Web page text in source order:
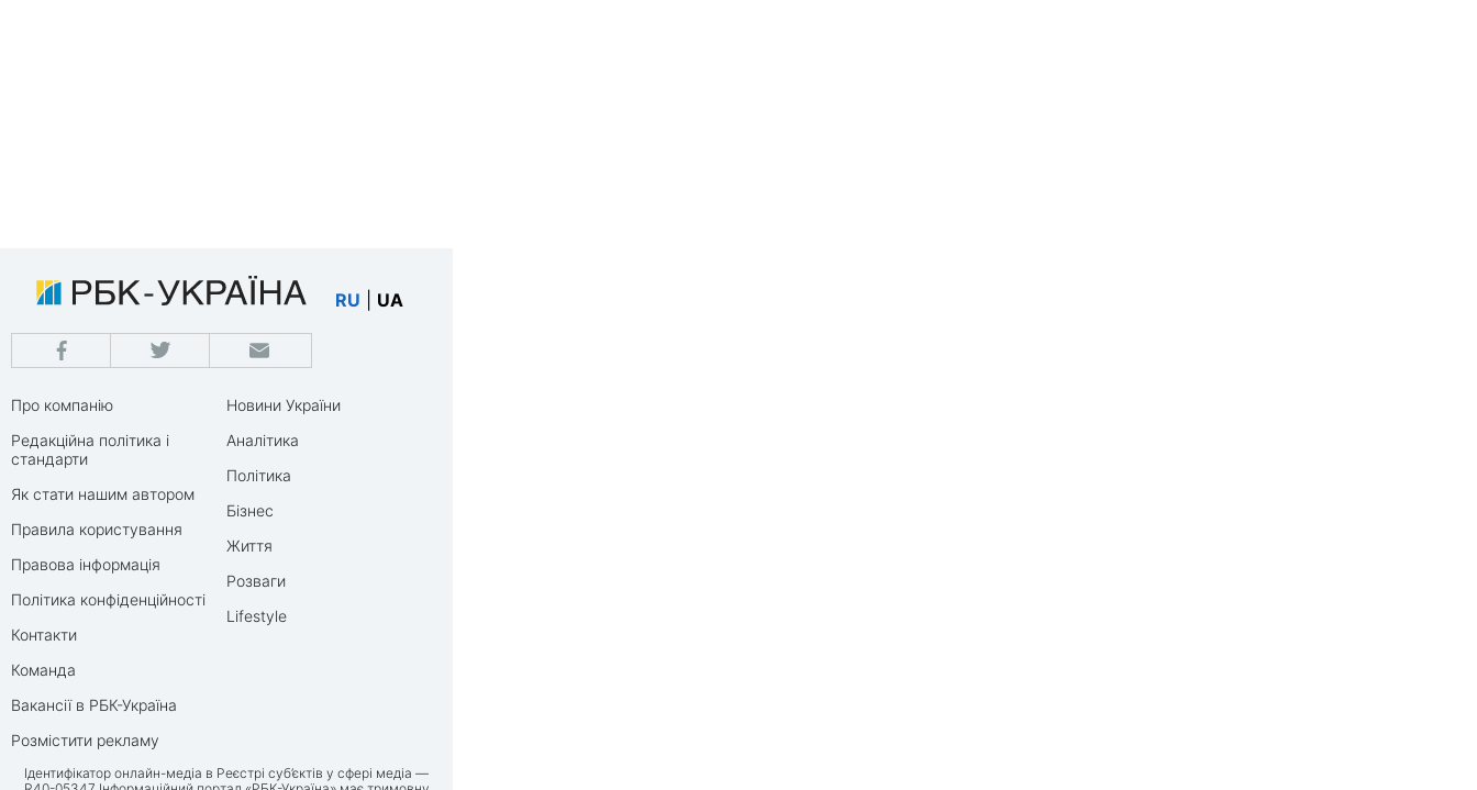
RU UA
Про компанію
Редакційна політика і
стандарти
Як стати нашим автором
Правила користування
Правова інформація
Політика конфіденційності
Контакти
Команда
Вакансії в РБК-Україна
Розмістити рекламу
Новини України
Аналітика
Політика
Бізнес
Життя
Розваги
Lifestyle
Ідентифікатор онлайн-медіа в Реєстрі суб’єктів у сфері медіа —